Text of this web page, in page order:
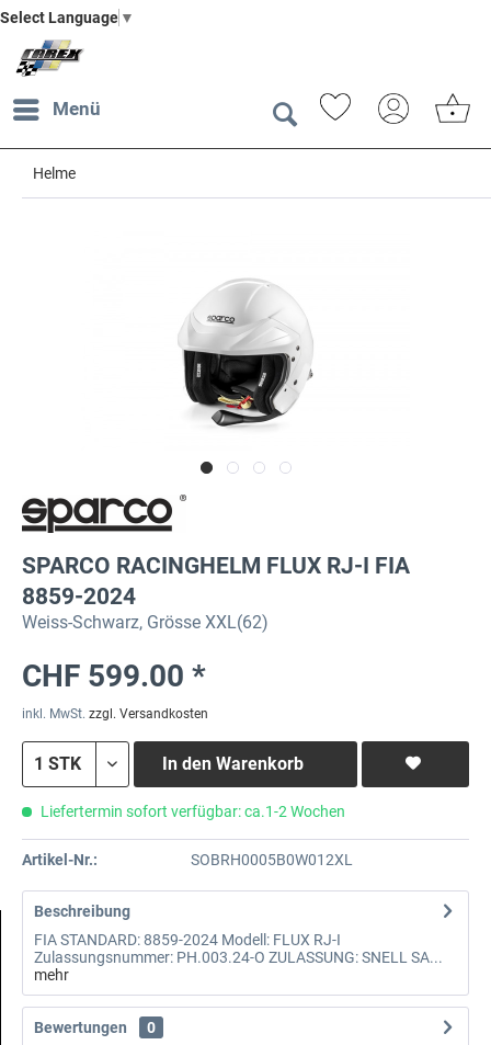
Select Language ▼
Menü
Helme
SPARCO RACINGHELM FLUX RJ-I FIA
8859-2024
Weiss-Schwarz, Grösse XXL(62)
CHF 599.00 *
inkl. MwSt. zzgl. Versandkosten
In den Warenkorb
Liefertermin sofort verfügbar: ca.1-2 Wochen
Artikel-Nr.: SOBRH0005B0W012XL
Beschreibung
FIA STANDARD: 8859-2024 Modell: FLUX RJ-I
Zulassungsnummer: PH.003.24-O ZULASSUNG: SNELL SA...
mehr
Bewertungen
0